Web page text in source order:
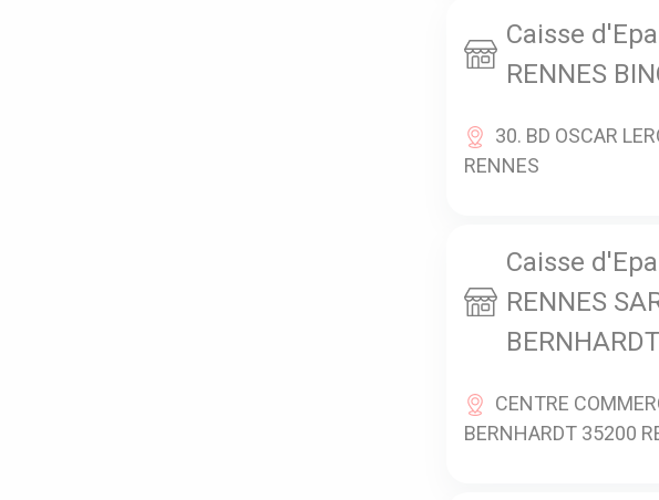
Caisse
RENNES
30. BD OSCAR
RENNES
Caisse
RENNES
BERNHARDT
CENTRE
BERNHARDT 35200